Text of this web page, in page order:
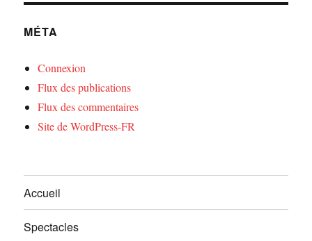
MÉTA
Connexion
Flux des publications
Flux des commentaires
Site de WordPress-FR
Accueil
Spectacles